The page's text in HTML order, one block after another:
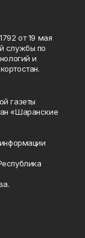
от 19 мая
службы по
и
газеты
«Шаранские